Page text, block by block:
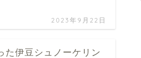
2023年9月22日
た伊豆シュノーケリン